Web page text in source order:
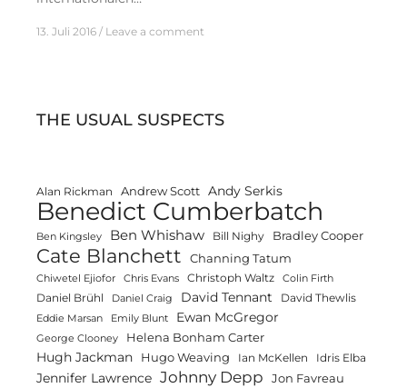
13. Juli 2016 Leave a comment
THE USUAL SUSPECTS
Alan Rickman Andrew Scott Andy Serkis
Benedict Cumberbatch
Ben Kingsley Ben Whishaw Bill Nighy Bradley Cooper
Cate Blanchett Channing Tatum
Chiwetel Ejiofor Chris Evans Christoph Waltz Colin Firth
Daniel Brühl Daniel Craig David Tennant David Thewlis
Eddie Marsan Emily Blunt Ewan McGregor
George Clooney Helena Bonham Carter
Hugh Jackman Hugo Weaving Ian McKellen Idris Elba
Jennifer Lawrence Johnny Depp Jon Favreau